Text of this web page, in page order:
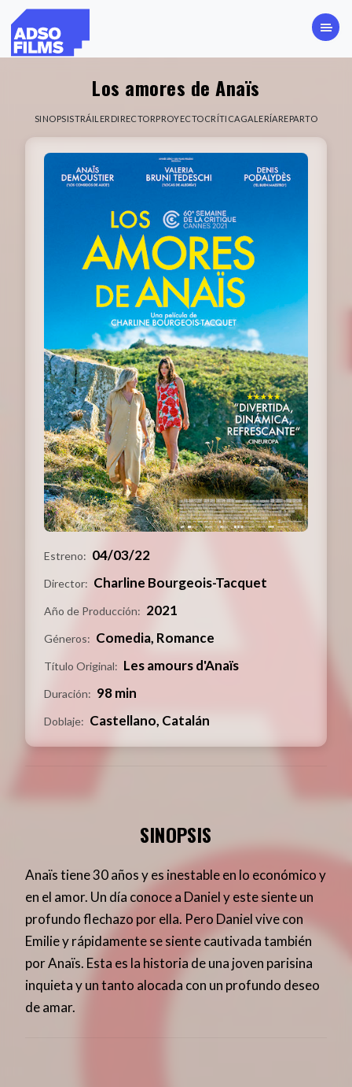
Los amores de Anaïs
SINOPSISTRÁILER DIRECTORPROYECTOCRÍTICAGALERÍAREPARTO
Estreno: 04/03/22
Director: Charline Bourgeois-Tacquet
Año de Producción: 2021
Géneros: Comedia, Romance
Título Original: Les amours d'Anaïs
Duración: 98 min
Doblaje: Castellano, Catalán
SINOPSIS
Anaïs tiene 30 años y es inestable en lo económico y
en el amor. Un día conoce a Daniel y este siente un
profundo flechazo por ella. Pero Daniel vive con
Emilie y rápidamente se siente cautivada también
por Anaïs. Esta es la historia de una joven parisina
inquieta y un tanto alocada con un profundo deseo
de amar.